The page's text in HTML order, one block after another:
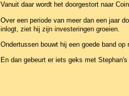
Vanuit daar wordt het doorgestort naar
Over een periode van meer dan een jaar
inlogt, ziet hij zijn investeringen groeien.
Ondertussen bouwt hij een goede band op
En dan gebeurt er iets geks met